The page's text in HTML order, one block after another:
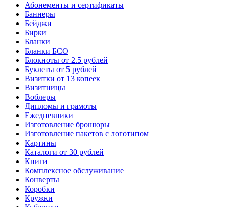
Абонементы и сертификаты
Баннеры
Бейджи
Бирки
Бланки
Бланки БСО
Блокноты от 2.5 рублей
Буклеты от 5 рублей
Визитки от 13 копеек
Визитницы
Воблеры
Дипломы и грамоты
Ежедневники
Изготовление брошюры
Изготовление пакетов с логотипом
Картины
Каталоги от 30 рублей
Книги
Комплексное обслуживание
Конверты
Коробки
Кружки